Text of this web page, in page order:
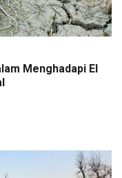
Menghadapi El